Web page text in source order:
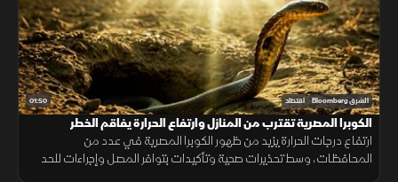
01:50 الشرق Bloomberg اقتصاد
الكوبرا المصرية تقترب من المنازل وارتفاع الحرارة يفاقم الخطر
ارتفاع درجات الحرارة يزيد من ظهور الكوبرا المصرية في عدد من
المحافظات، وسط تحذيرات صحية وتأكيدات بتوافر المصل وإجراءات للحد